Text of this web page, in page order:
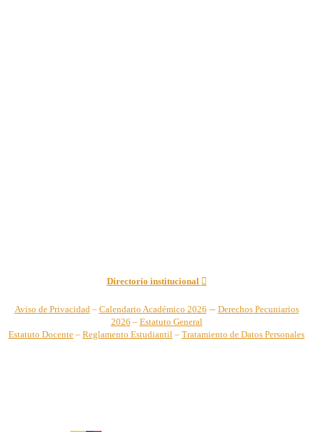
Directorio institucional
Aviso de Privacidad – Calendario Académico 2026 – Derechos Pecuniarios
2026 – Estatuto General
Estatuto Docente – Reglamento Estudiantil – Tratamiento de Datos Personales